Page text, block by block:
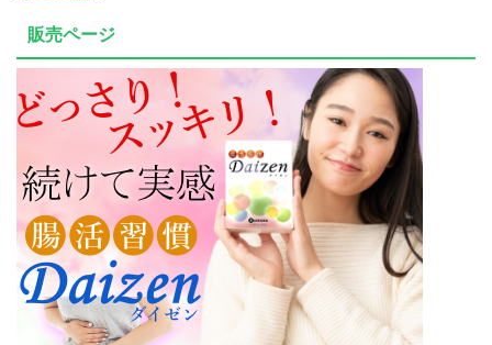
販売ページ